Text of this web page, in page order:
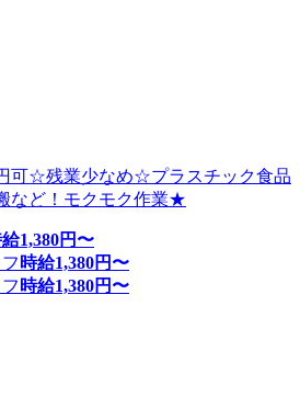
可☆残業少なめ☆プラスチック食品
など！モクモク作業★
給1,380円〜
時給1,380円〜
時給1,380円〜